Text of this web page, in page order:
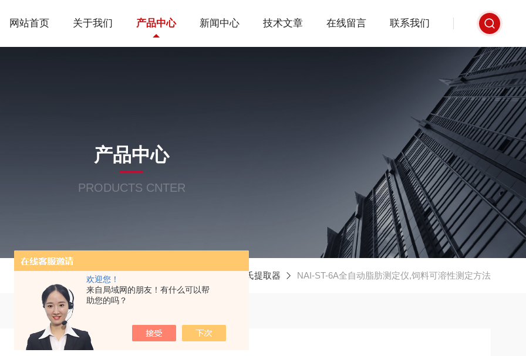
欢迎您！
来自局域网的朋友！有什么可以帮
助您的吗？
网站首页 关于我们 产品中心 新闻中心 技术文章 在线留言 联系我们
产品中心
PRODUCTS CNTER
当前位置： 索氏提取器 NAI-ST-6A全自动脂肪测定仪,饲料可溶性测定方法